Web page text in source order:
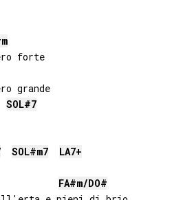
m
forte
grande
SOL#7
SOL#m7 LA7+
FA#m/DO#